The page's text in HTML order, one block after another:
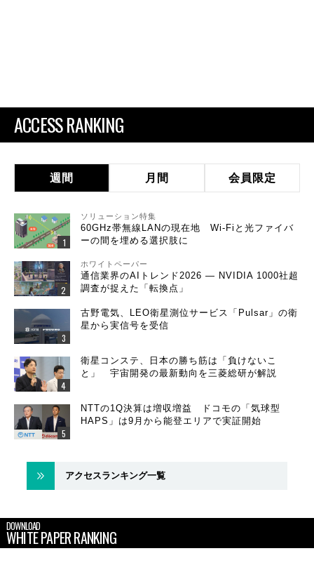
ACCESS RANKING
週間 月間 会員限定
ソリューション特集
60GHz帯無線LANの現在地 Wi-Fiと光ファイバ
ーの間を埋める選択肢に
ホワイトペーパー
通信業界のAIトレンド2026 ― NVIDIA 1000社超
調査が捉えた「転換点」
古野電気、LEO衛星測位サービス「Pulsar」の衛
星から実信号を受信
衛星コンステ、日本の勝ち筋は「負けないこ
と」 宇宙開発の最新動向を三菱総研が解説
NTTの1Q決算は増収増益 ドコモの「気球型
HAPS」は9月から能登エリアで実証開始
アクセスランキング一覧
DOWNLOAD
WHITE PAPER RANKING